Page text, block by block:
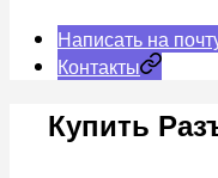
Написать на
Контакты
Купить